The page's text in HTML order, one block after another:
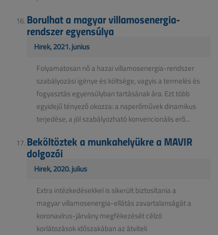
Borulhat a magyar villamosenergia-
rendszer egyensúlya
Hírek, 2021. június
Folyamatosan nő a hazai villamosenergia-rendszer
szabályozási igénye és költsége, vagyis a termelés és
fogyasztás egyensúlyban tartásának ára. Ezt több
egyidejű tényező okozza: a naperőművek dinamikus
terjedése, a jól szabályozható konvencionális erő...
Beköltöztek a munkahelyükre a MAVIR
dolgozói
Hírek, 2020. július
Extra intézkedésekkel is sikerült biztosítania a
magyar villamosenergia-ellátás zavartalanságát a
koronavírus-járvány megfékezését célzó
korlátozások időszakában az átviteli